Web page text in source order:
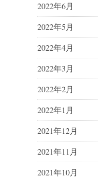
2022年6月
2022年5月
2022年4月
2022年3月
2022年2月
2022年1月
2021年12月
2021年11月
2021年10月